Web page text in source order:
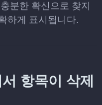
분한 확신으로 찾지
하게 표시됩니다.
항목이 삭제